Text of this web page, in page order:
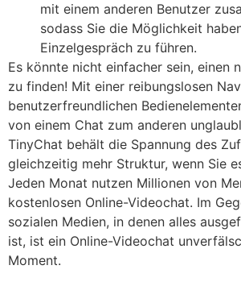
mit einem anderen Benutzer
sodass Sie die Möglichkeit
Einzelgespräch zu führen.
Es könnte nicht einfacher sein, einen
zu finden! Mit einer reibungslosen
benutzerfreundlichen
von einem Chat zum anderen
TinyChat behält die Spannung des
gleichzeitig mehr Struktur, wenn Sie
Jeden Monat nutzen Millionen von
kostenlosen Online-Videochat. Im
sozialen Medien, in denen alles
ist, ist ein Online-Videochat
Moment.